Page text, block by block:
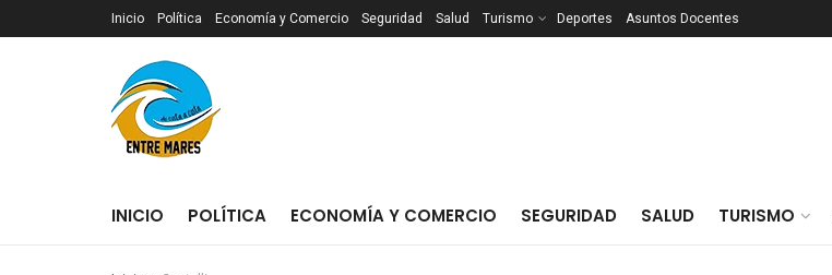
Inicio Política Economía y Comercio Seguridad Salud Turismo Deportes Asuntos Docentes
INICIO POLÍTICA ECONOMÍA Y COMERCIO SEGURIDAD SALUD TURISMO